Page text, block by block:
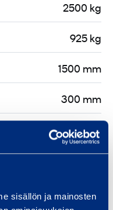
sisällön ja mainosten
2500 kg
925 kg
1500 mm
300 mm
350 mm